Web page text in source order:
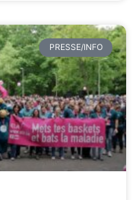
PRESSE/INFO